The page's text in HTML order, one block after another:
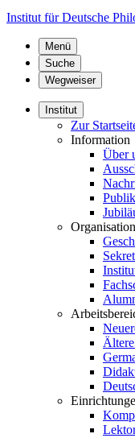
Institut für Deutsche
Menü
Suche
Wegweiser
Institut
Zur
Information
Über
Organisation